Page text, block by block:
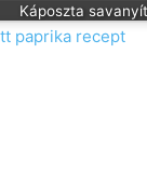
Káposzta